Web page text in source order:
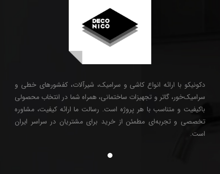
دکونیکو با ارائه انواع کاشی و سرامیک، شیرآلات، کفشورهای خطی و
سرامیک‌خور، گاتر و تجهیزات ساختمانی، همراه شما در انتخاب محصولی
باکیفیت و متناسب با هر پروژه است. رسالت ما ارائه کیفیت، مشاوره
تخصصی و تجربه‌ای مطمئن از خرید برای مشتریان در سراسر ایران
است.